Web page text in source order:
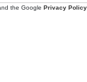
the Google Privacy Policy